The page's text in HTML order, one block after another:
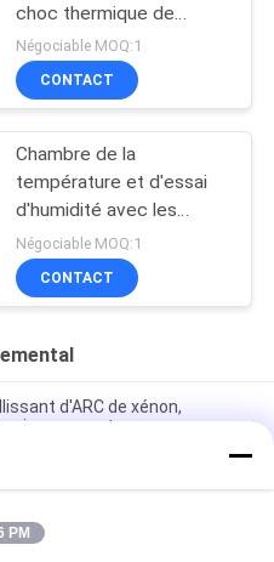
choc thermique de
Tempreature de taille
Négociable MOQ:1
CONTACT
Chambre de la
température et d'essai
d'humidité avec les
systèmes de test
environnementaux
Négociable MOQ:1
CONTACT
d'ARC de xénon,
environnemental de choc
par CE
de la température
PM